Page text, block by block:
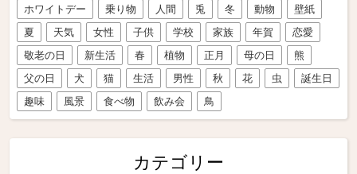
ホワイトデー
乗り物 人間 兎 冬 動物
壁紙
夏
天気 女性 子供 学校 家族 年賀
恋愛
敬老の日
新生活 春 植物 正月 母の日
熊
父の日
犬 猫 生活 男性 秋 花 虫
誕生日
趣味
風景 食べ物 飲み会 鳥
カテゴリー